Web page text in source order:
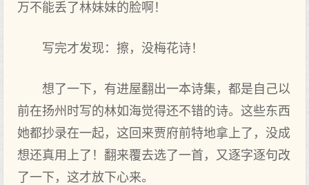
万不能丢了林妹妹的脸啊！
写完才发现：擦，没梅花诗！
想了一下，有进屋翻出一本诗集，都是自己以
前在扬州时写的林如海觉得还不错的诗。这些东西
她都抄录在一起，这回来贾府前特地拿上了，没成
想还真用上了！翻来覆去选了一首，又逐字逐句改
了一下，这才放下心来。